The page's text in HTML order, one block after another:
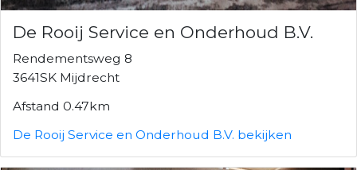
De Rooij Service en Onderhoud B.V.
Rendementsweg 8
3641SK Mijdrecht
Afstand 0.47km
De Rooij Service en Onderhoud B.V. bekijken